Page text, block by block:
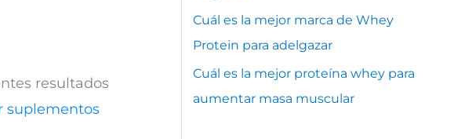
resultados
suplementos
Cuál es la mejor marca de Whey
Protein para adelgazar
Cuál es la mejor proteína whey para
aumentar masa muscular